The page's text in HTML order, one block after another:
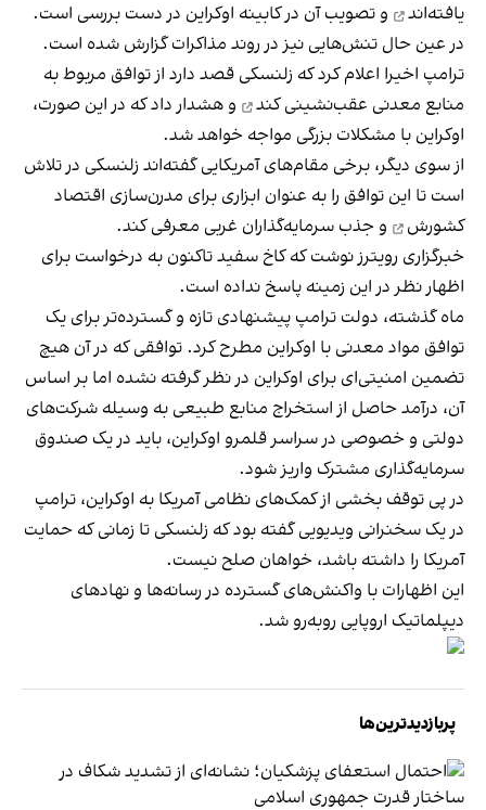
یافته‌اند
و تصویب آن در کابینه اوکراین در دست بررسی است.
در عین حال تنش‌هایی نیز در روند مذاکرات گزارش شده است.
ترامپ اخیرا اعلام کرد که زلنسکی قصد دارد از توافق مربوط به
منابع معدنی عقب‌نشینی کند
و هشدار داد که در این صورت،
اوکراین با مشکلات بزرگی مواجه خواهد شد.
از سوی دیگر، برخی مقام‌های آمریکایی گفته‌اند زلنسکی در تلاش
است تا این توافق را به عنوان ابزاری برای مدرن‌سازی اقتصاد
کشورش
و جذب سرمایه‌گذاران غربی معرفی کند.
خبرگزاری رویترز نوشت که کاخ سفید تاکنون به درخواست برای
اظهار نظر در این زمینه پاسخ نداده است.
ماه گذشته، دولت ترامپ پیشنهادی تازه و گسترده‌تر برای یک
توافق مواد معدنی با اوکراین مطرح کرد. توافقی که در آن هیچ
تضمین امنیتی‌ای برای اوکراین در نظر گرفته نشده اما بر اساس
آن، درآمد حاصل از استخراج منابع طبیعی به وسیله شرکت‌های
دولتی و خصوصی در سراسر قلمرو اوکراین، باید در یک صندوق
سرمایه‌گذاری مشترک واریز شود.
در پی توقف بخشی از کمک‌های نظامی آمریکا به اوکراین، ترامپ
در یک سخنرانی ویدیویی گفته بود که زلنسکی تا زمانی که حمایت
آمریکا را داشته باشد، خواهان صلح نیست.
این اظهارات با واکنش‌های گسترده در رسانه‌ها و نهادهای
دیپلماتیک اروپایی روبه‌رو شد.
پربازدیدترین‌ها